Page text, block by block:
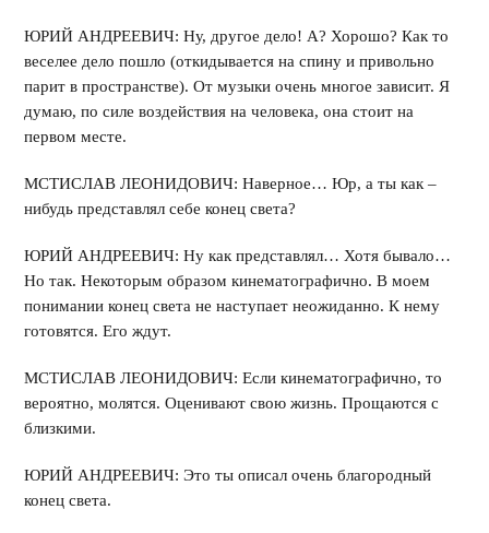
ЮРИЙ АНДРЕЕВИЧ: Ну, другое дело! А? Хорошо? Как то
веселее дело пошло (откидывается на спину и привольно
парит в пространстве). От музыки очень многое зависит. Я
думаю, по силе воздействия на человека, она стоит на
первом месте.
МСТИСЛАВ ЛЕОНИДОВИЧ: Наверное… Юр, а ты как –
нибудь представлял себе конец света?
ЮРИЙ АНДРЕЕВИЧ: Ну как представлял… Хотя бывало…
Но так. Некоторым образом кинематографично. В моем
понимании конец света не наступает неожиданно. К нему
готовятся. Его ждут.
МСТИСЛАВ ЛЕОНИДОВИЧ: Если кинематографично, то
вероятно, молятся. Оценивают свою жизнь. Прощаются с
близкими.
ЮРИЙ АНДРЕЕВИЧ: Это ты описал очень благородный
конец света.